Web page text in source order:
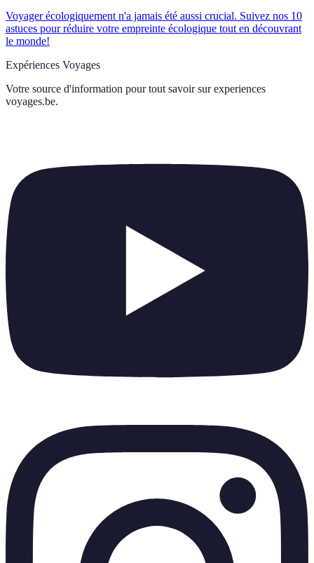
Voyager écologiquement n'a jamais été aussi crucial. Suivez nos 10
astuces pour réduire votre empreinte écologique tout en découvrant
le monde!
Expériences Voyages
Votre source d'information pour tout savoir sur experiences
voyages.be.